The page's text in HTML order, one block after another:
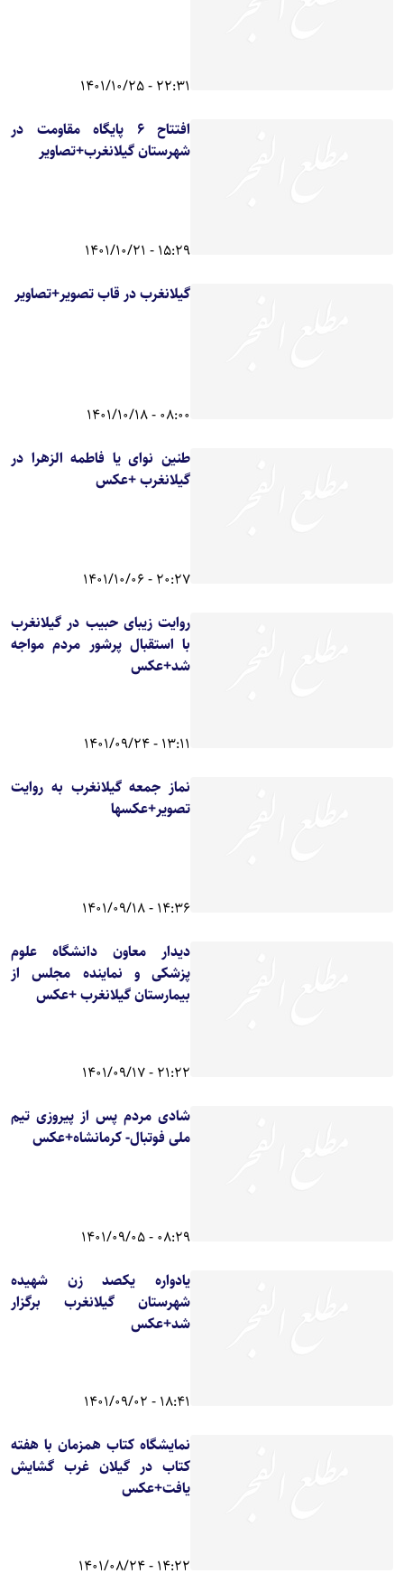
22:31 - 1401/10/25
افتتاح ۶ پایگاه مقاومت در
شهرستان گیلانغرب+تصاویر
15:29 - 1401/10/21
گیلانغرب در قاب تصویر+تصاویر
08:00 - 1401/10/18
طنین نوای یا فاطمه الزهرا در
گیلانغرب +عکس
20:27 - 1401/10/06
روایت زیبای حبیب در گیلانغرب
با استقبال پرشور مردم مواجه
شد+عکس
13:11 - 1401/09/24
نماز جمعه گیلانغرب به روایت
تصویر+عکسها
14:36 - 1401/09/18
دیدار معاون دانشگاه علوم
پزشکی و نماینده مجلس از
بیمارستان گیلانغرب +عکس
21:22 - 1401/09/17
شادی مردم پس از پیروزی تیم
ملی فوتبال- کرمانشاه+عکس
08:29 - 1401/09/05
یادواره یکصد زن شهیده
شهرستان گیلانغرب برگزار
شد+عکس
18:41 - 1401/09/02
نمایشگاه کتاب همزمان با هفته
کتاب در گیلان غرب گشایش
یافت+عکس
14:22 - 1401/08/24